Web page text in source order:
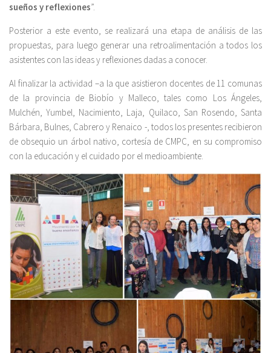
sueños y reflexiones”.
Posterior a este evento, se realizará una etapa de análisis de las
propuestas, para luego generar una retroalimentación a todos los
asistentes con las ideas y reflexiones dadas a conocer.
Al finalizar la actividad –a la que asistieron docentes de 11 comunas
de la provincia de Biobío y Malleco, tales como Los Ángeles,
Mulchén, Yumbel, Nacimiento, Laja, Quilaco, San Rosendo, Santa
Bárbara, Bulnes, Cabrero y Renaico -, todos los presentes recibieron
de obsequio un árbol nativo, cortesía de CMPC, en su compromiso
con la educación y el cuidado por el medioambiente.